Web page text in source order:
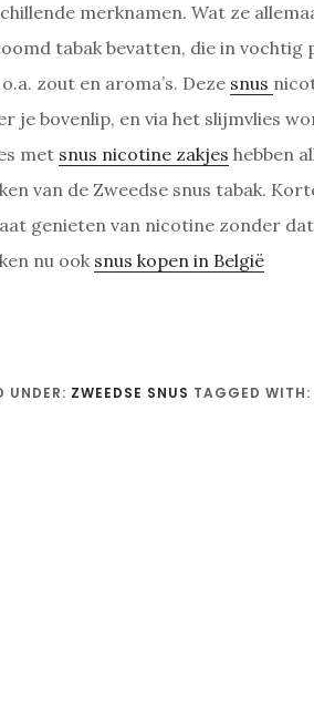
merknamen. Wat ze
tabak bevatten, die in
zout en aroma’s. Deze snus
je bovenlip, en via het slijmvlies
met snus nicotine zakjes hebben
van de Zweedse snus tabak.
genieten van nicotine zonder
nu ook snus kopen in België
UNDER: ZWEEDSE SNUS TAGGED WITH: